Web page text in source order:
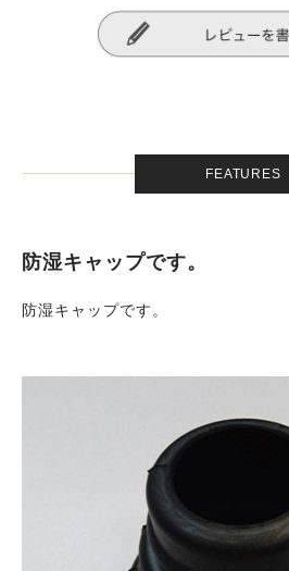
FEATURES
防湿キャップです。
防湿キャップです。